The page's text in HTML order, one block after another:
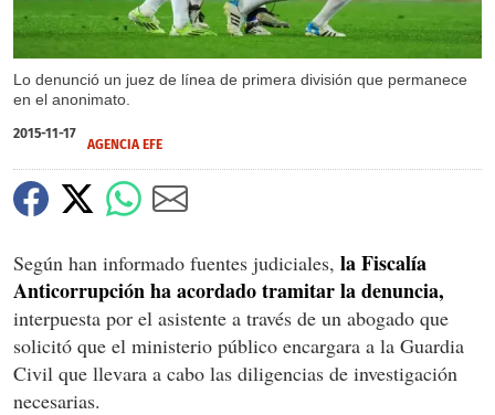
Lo denunció un juez de línea de primera división que permanece
en el anonimato.
2015-11-17
AGENCIA EFE
Según han informado fuentes judiciales, la Fiscalía
Anticorrupción ha acordado tramitar la denuncia,
interpuesta por el asistente a través de un abogado que
solicitó que el ministerio público encargara a la Guardia
Civil que llevara a cabo las diligencias de investigación
necesarias.